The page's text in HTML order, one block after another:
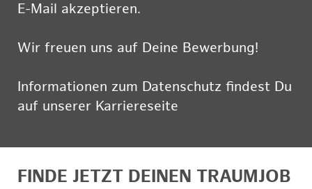
E-Mail akzeptieren.
Wir freuen uns auf Deine Bewerbung!
Informationen zum Datenschutz findest Du
auf unserer Karriereseite
FINDE JETZT DEINEN TRAUMJOB